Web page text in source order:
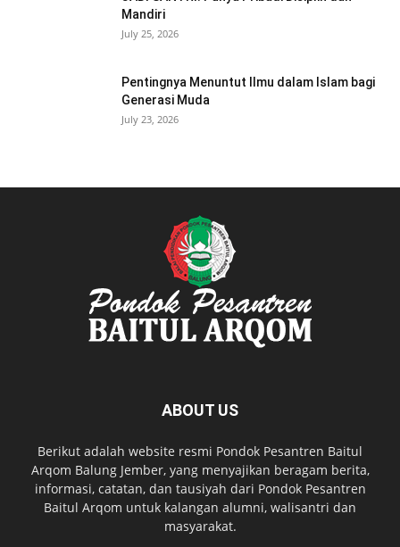
Mandiri
July 25, 2026
Pentingnya Menuntut Ilmu dalam Islam bagi
Generasi Muda
July 23, 2026
ABOUT US
Berikut adalah website resmi Pondok Pesantren Baitul
Arqom Balung Jember, yang menyajikan beragam berita,
informasi, catatan, dan tausiyah dari Pondok Pesantren
Baitul Arqom untuk kalangan alumni, walisantri dan
masyarakat.